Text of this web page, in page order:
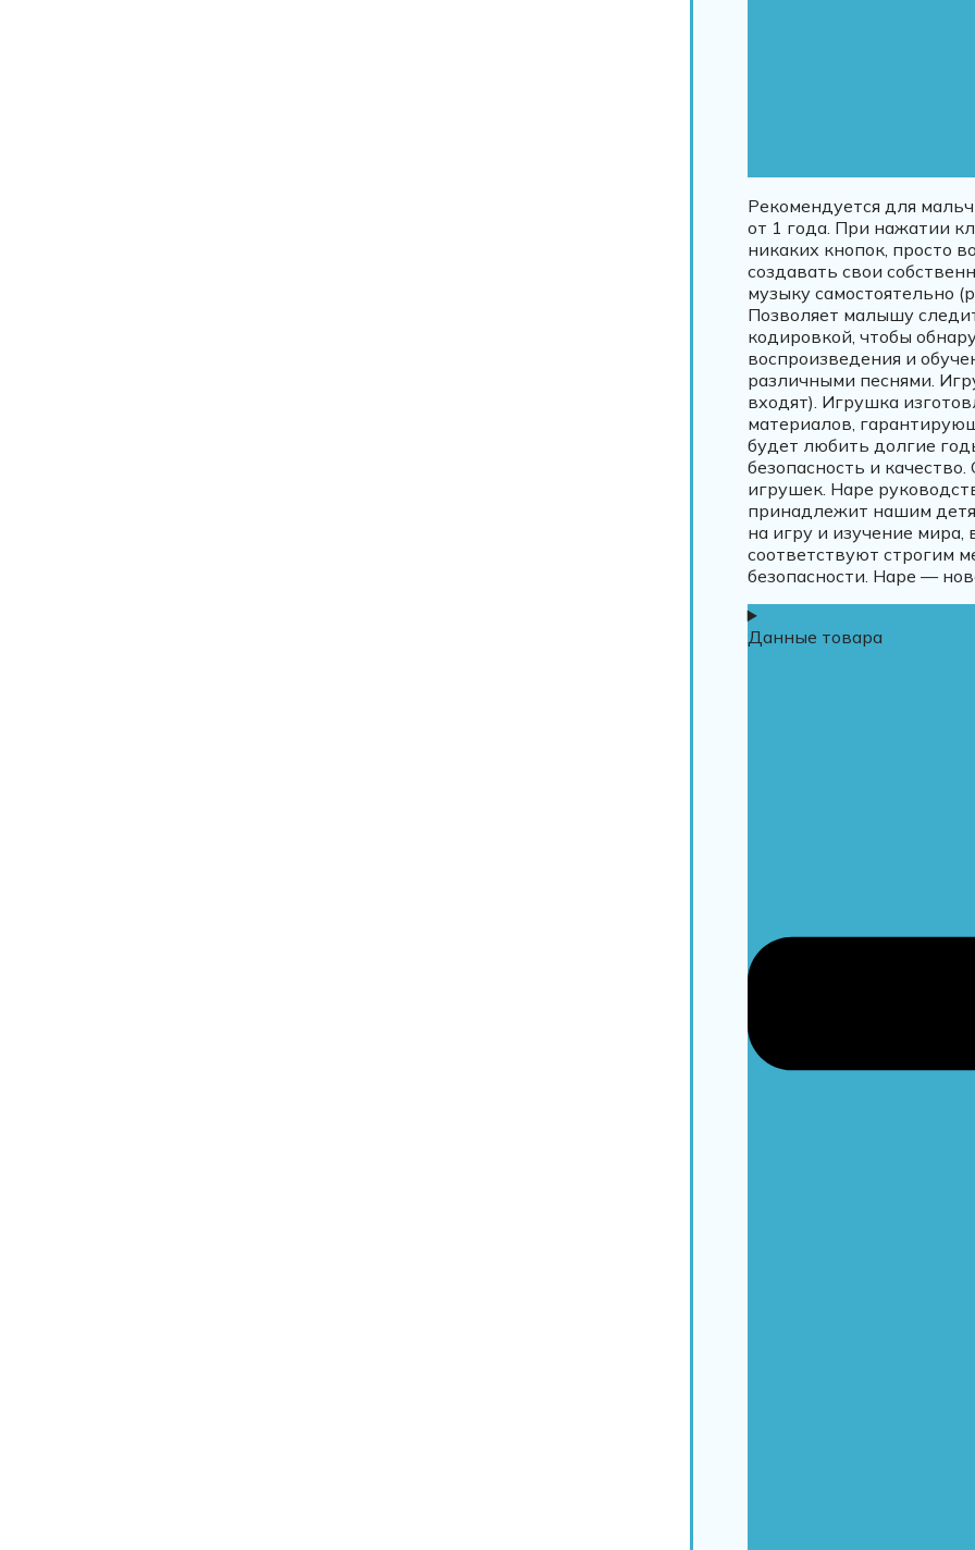
Рекомендуется для
от 1 года. При нажатии
никаких кнопок, просто
создавать свои
музыку самостоятельно
Позволяет малышу
кодировкой, чтобы
воспроизведения и
различными песнями.
входят). Игрушка
материалов,
будет любить долгие
безопасность и
игрушек. Hape
принадлежит нашим
на игру и изучение
соответствуют строгим
безопасности. Hape —
Данные товара